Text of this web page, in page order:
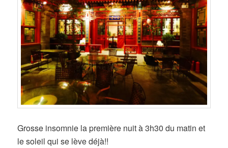
Grosse insomnie la première nuit à 3h30 du matin et
le soleil qui se lève déjà!!